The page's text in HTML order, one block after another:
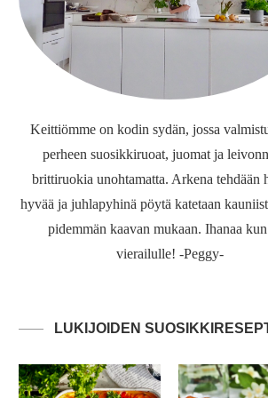
Keittiömme on kodin sydän, jossa
perheen suosikkiruoat, juomat ja
brittiruokia unohtamatta. Arkena tehdään
hyvää ja juhlapyhinä pöytä katetaan
pidemmän kaavan mukaan. Ihanaa
vierailulle! -Peggy-
LUKIJOIDEN